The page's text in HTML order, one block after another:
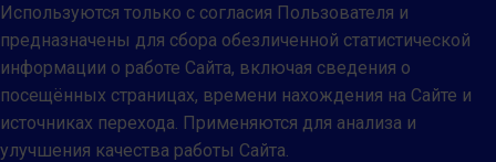
Используются только с согласия Пользователя и
предназначены для сбора обезличенной статистической
информации о работе Сайта, включая сведения о
посещённых страницах, времени нахождения на Сайте и
источниках перехода. Применяются для анализа и
улучшения качества работы Сайта.